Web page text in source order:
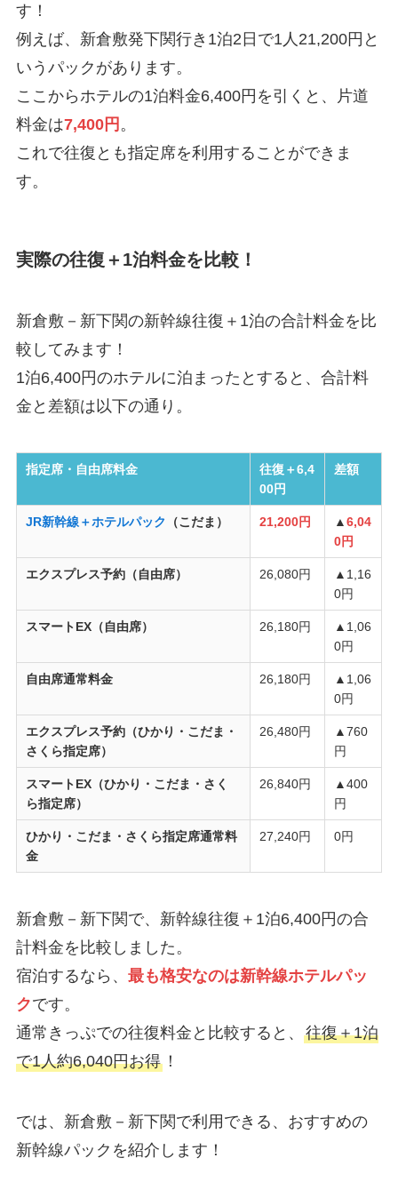
す！
例えば、新倉敷発下関行き1泊2日で1人21,200円と
いうパックがあります。
ここからホテルの1泊料金6,400円を引くと、片道
料金は7,400円 。
これで往復とも指定席を利用することができま
す。
実際の往復＋1泊料金を比較！
新倉敷－新下関の新幹線往復＋1泊の合計料金を比
較してみます！
1泊6,400円のホテルに泊まったとすると、合計料
金と差額は以下の通り。
指定席・自由席料金
往復＋6,4
00円
差額
JR新幹線＋ホテルパック （こだま） 21,200円 ▲6,04
0円
エクスプレス予約（自由席） 26,080円
▲1,16
0円
スマートEX（自由席） 26,180円
▲1,06
0円
自由席通常料金 26,180円
▲1,06
0円
エクスプレス予約（ひかり・こだま・
さくら指定席）
26,480円
▲760
円
スマートEX（ひかり・こだま・さく
ら指定席）
26,840円
▲400
円
ひかり・こだま・さくら指定席通常料
金
27,240円 0円
新倉敷－新下関で、新幹線往復＋1泊6,400円の合
計料金を比較しました。
宿泊するなら、 最も格安なのは新幹線ホテルパッ
クです。
通常きっぷでの往復料金と比較すると、 往復＋1泊
で1人約6,040円お得！
では、新倉敷－新下関で利用できる、おすすめの
新幹線パックを紹介します！